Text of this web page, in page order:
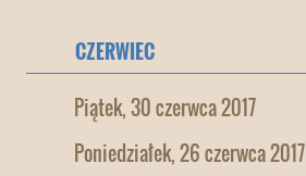
CZERWIEC
Piątek, 30 czerwca 2017
Poniedziałek, 26 czerwca 2017